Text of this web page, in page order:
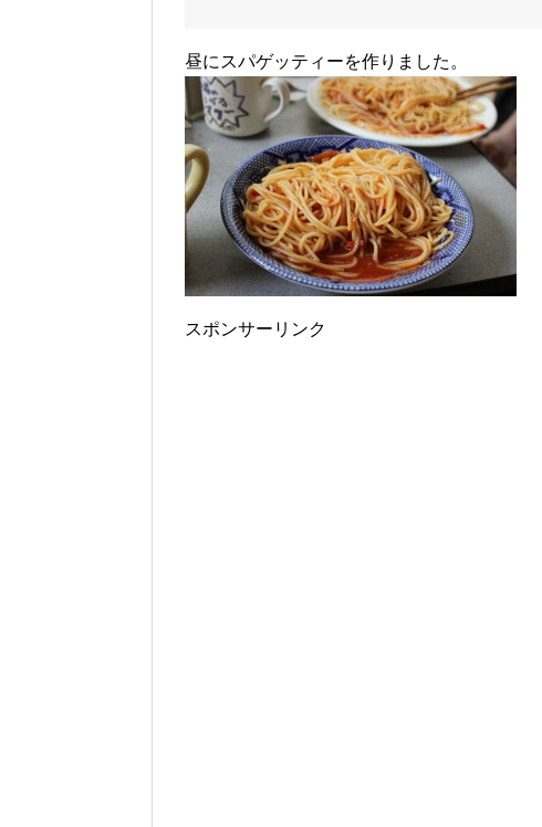
昼にスパゲッティーを作りました。
スポンサーリンク